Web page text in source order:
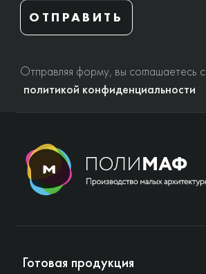
ОТПРАВИТЬ
Отправляя форму, вы соглашаетесь с
политикой конфиденциальности
Готовая продукция